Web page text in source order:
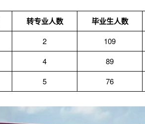
转专业人数 毕业生人数
2 109
4 89
5 76